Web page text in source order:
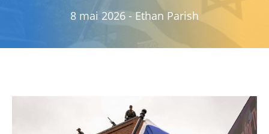
8 mai 2026 - Ethan Parish